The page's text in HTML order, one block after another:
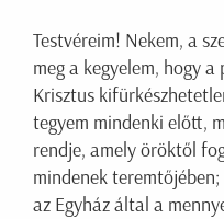
Testvéreim! Nekem, a
meg a kegyelem, hogy
Krisztus
tegyem mindenki előtt,
rendje, amely öröktől
mindenek
az Egyház által a